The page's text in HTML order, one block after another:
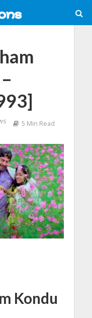
5 Min Read
Kondu